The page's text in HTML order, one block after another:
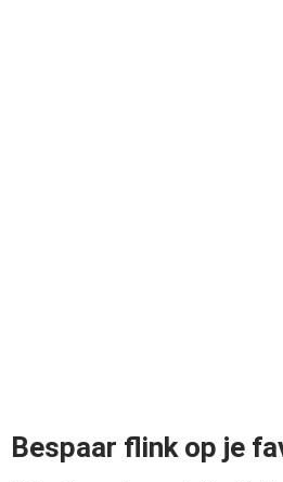
Bespaar flink op je